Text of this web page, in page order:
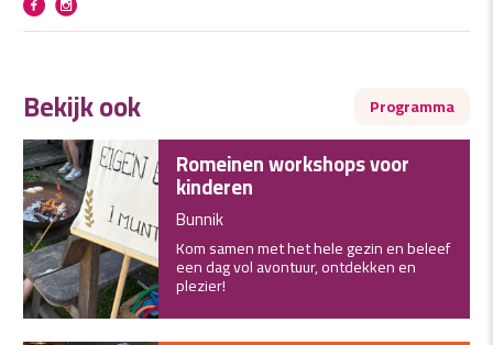
Bekijk ook Programma
Romeinen workshops voor
kinderen
Bunnik
Kom samen met het hele gezin en beleef
een dag vol avontuur, ontdekken en
plezier!